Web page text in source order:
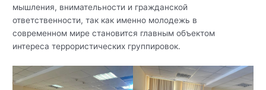
мышления, внимательности и гражданской
ответственности, так как именно молодежь в
современном мире становится главным объектом
интереса террористических группировок.